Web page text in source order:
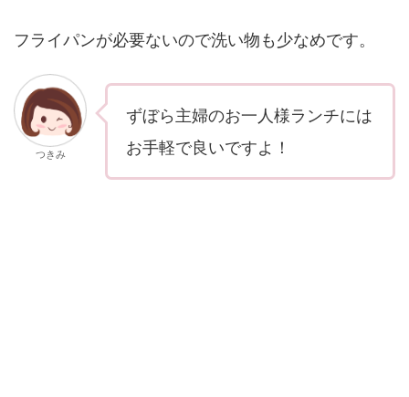
フライパンが必要ないので洗い物も少なめです。
つきみ
ずぼら主婦のお一人様ランチには
お手軽で良いですよ！